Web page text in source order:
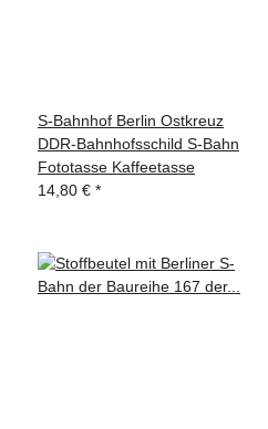
S-Bahnhof Berlin Ostkreuz
DDR-Bahnhofsschild S-Bahn
Fototasse Kaffeetasse
14,80 € *